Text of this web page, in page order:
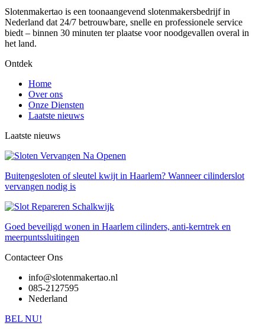
Slotenmakertao is een toonaangevend slotenmakersbedrijf in
Nederland dat 24/7 betrouwbare, snelle en professionele service
biedt – binnen 30 minuten ter plaatse voor noodgevallen overal in
het land.
Ontdek
Home
Over ons
Onze Diensten
Laatste nieuws
Laatste nieuws
Buitengesloten of sleutel kwijt in Haarlem? Wanneer cilinderslot
vervangen nodig is
Goed beveiligd wonen in Haarlem cilinders, anti-kerntrek en
meerpuntssluitingen
Contacteer Ons
info@slotenmakertao.nl
085-2127595
Nederland
BEL NU!